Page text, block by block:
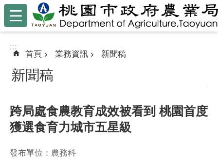
跳到主要內容區塊
:::
:::
首頁 業務資訊 新聞稿
新聞稿
跨局處食農教育成效被看到 桃園首度
獲選食育力城市五星級
發布單位：農務科